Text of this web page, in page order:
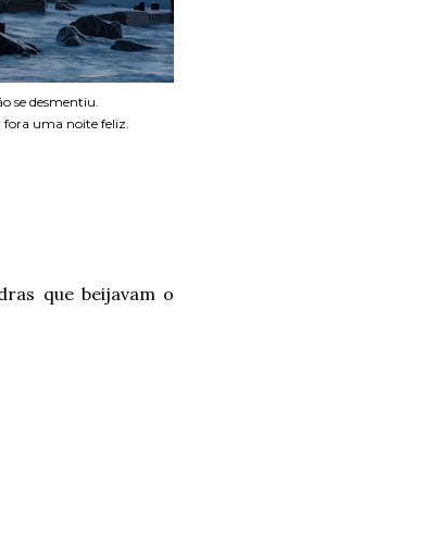
se desmentiu.
fora uma noite feliz.
que beijavam o